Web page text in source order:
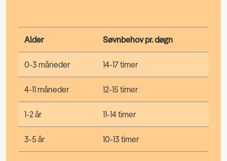
Alder Søvnbehov pr. døgn
0-3 måneder 14-17 timer
4-11 måneder 12-15 timer
1-2 år 11-14 timer
3-5 år 10-13 timer